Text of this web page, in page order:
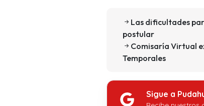
Las dificultades
postular
Comisaría Virtual
Temporales
Sigue a